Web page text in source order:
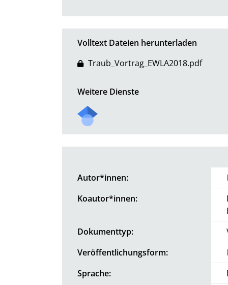
Volltext Dateien herunterladen
Traub_Vortrag_EWLA2018.pdf
Weitere Dienste
Autor*innen:
Koautor*innen:
Dokumenttyp:
Veröffentlichungsform:
Sprache: